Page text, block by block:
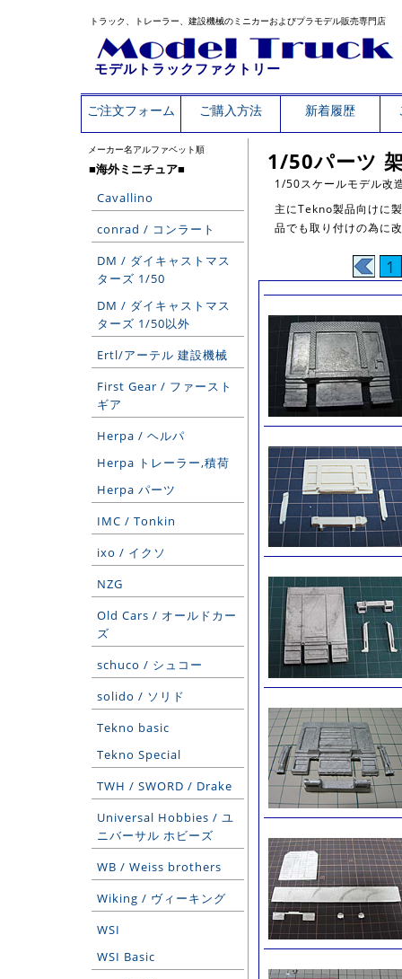
トラック、トレーラー、建設機械のミニカーおよびプラモデル販売専門店
モデルトラックファクトリー
ご注文フォーム ご購入方法 新着履歴
メーカー名アルファベット順
■海外ミニチュア■
Cavallino
conrad / コンラート
DM / ダイキャストマス
ターズ 1/50
DM / ダイキャストマス
ターズ 1/50以外
Ertl/アーテル 建設機械
First Gear / ファースト
ギア
Herpa / ヘルパ
Herpa トレーラー,積荷
Herpa パーツ
IMC / Tonkin
ixo / イクソ
NZG
Old Cars / オールドカー
ズ
schuco / シュコー
solido / ソリド
Tekno basic
Tekno Special
TWH / SWORD / Drake
Universal Hobbies / ユ
ニバーサル ホビーズ
WB / Weiss brothers
Wiking / ヴィーキング
WSI
WSI Basic
1/50パーツ
1/50スケールモデル改
主にTekno製品向けに
品でも取り付けの為に
1